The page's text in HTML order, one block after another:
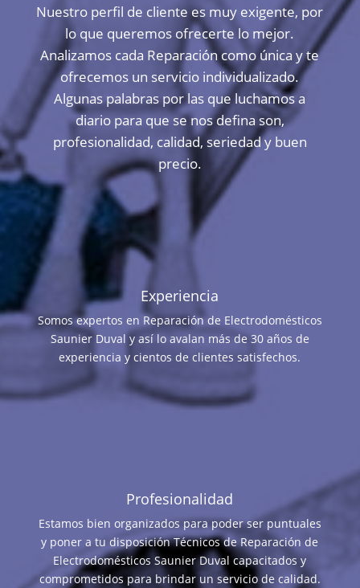
Nuestro perfil de cliente es muy exigente, por
lo que queremos ofrecerte lo mejor.
Analizamos cada Reparación como única y te
ofrecemos un servicio individualizado.
Algunas palabras por las que luchamos a
diario para que se nos defina son,
profesionalidad, calidad, seriedad y buen
precio.
Experiencia
Somos expertos en Reparación de Electrodomésticos
Saunier Duval y así lo avalan más de 30 años de
experiencia y cientos de clientes satisfechos.
Profesionalidad
Estamos bien organizados para poder ser puntuales
y poner a tu disposición Técnicos de Reparación de
Electrodomésticos Saunier Duval capacitados y
comprometidos para brindar un servicio de calidad.